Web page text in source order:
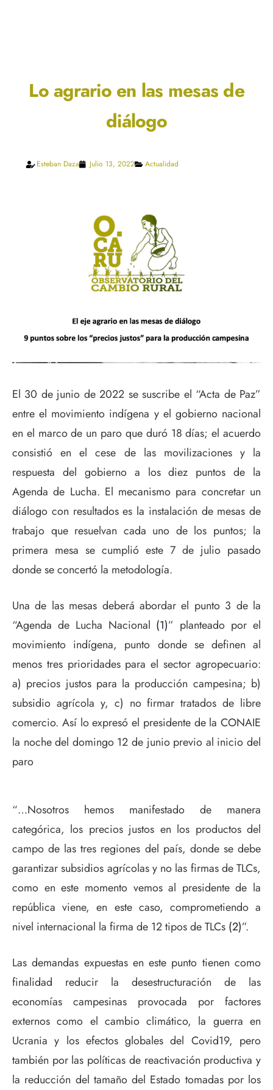
Lo agrario en las mesas de
diálogo
Esteban Daza Julio 13, 2022 Actualidad
El 30 de junio de 2022 se suscribe el “Acta de Paz”
entre el movimiento indígena y el gobierno nacional
en el marco de un paro que duró 18 días; el acuerdo
consistió en el cese de las movilizaciones y la
respuesta del gobierno a los diez puntos de la
Agenda de Lucha. El mecanismo para concretar un
diálogo con resultados es la instalación de mesas de
trabajo que resuelvan cada uno de los puntos; la
primera mesa se cumplió este 7 de julio pasado
donde se concertó la metodología.
Una de las mesas deberá abordar el punto 3 de la
“Agenda de Lucha Nacional (1)” planteado por el
movimiento indígena, punto donde se definen al
menos tres prioridades para el sector agropecuario:
a) precios justos para la producción campesina; b)
subsidio agrícola y, c) no firmar tratados de libre
comercio. Así lo expresó el presidente de la CONAIE
la noche del domingo 12 de junio previo al inicio del
paro
“…Nosotros hemos manifestado de manera
categórica, los precios justos en los productos del
campo de las tres regiones del país, donde se debe
garantizar subsidios agrícolas y no las firmas de TLCs,
como en este momento vemos al presidente de la
república viene, en este caso, comprometiendo a
nivel internacional la firma de 12 tipos de TLCs (2)”.
Las demandas expuestas en este punto tienen como
finalidad reducir la desestructuración de las
economías campesinas provocada por factores
externos como el cambio climático, la guerra en
Ucrania y los efectos globales del Covid19, pero
también por las políticas de reactivación productiva y
la reducción del tamaño del Estado tomadas por los